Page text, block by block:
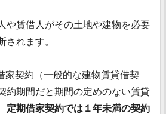
や賃借人がその土地や建物を必要
されます。
家契約（一般的な建物賃貸借契
約期間だと期間の定めのない賃貸
定期借家契約では１年未満の契約